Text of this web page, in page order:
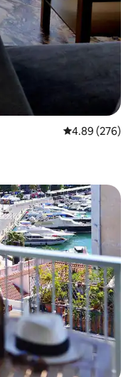
レビュー276
4.89 (276)